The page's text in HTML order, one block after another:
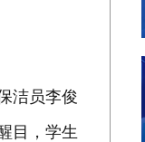
洁员李俊
目，学生